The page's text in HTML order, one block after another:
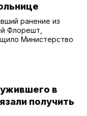
ранение из
Флорешт,
Министерство
в
получить